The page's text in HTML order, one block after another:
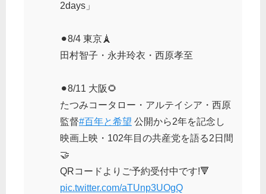
2days」
⚫︎8/4 東京🗼
田村智子・永井玲衣・西原孝至
⚫︎8/11 大阪🌻
たつみコータロー・アルテイシア・西原
監督#百年と希望 公開から2年を記念し
映画上映・102年目の共産党を語る2日間
🤝
QRコードよりご予約受付中です!🔻
pic.twitter.com/aTUnp3UOgQ